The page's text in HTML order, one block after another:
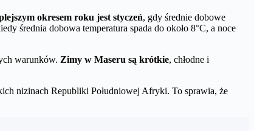
okresem roku jest styczeń, gdy średnie dobowe
średnia dobowa temperatura spada do około 8°C, a noce
warunków. Zimy w Maseru są krótkie, chłodne i
nizinach Republiki Południowej Afryki. To sprawia, że